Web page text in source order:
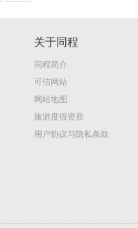
关于同程
同程简介
可信网站
网站地图
旅游度假资质
用户协议与隐私条款